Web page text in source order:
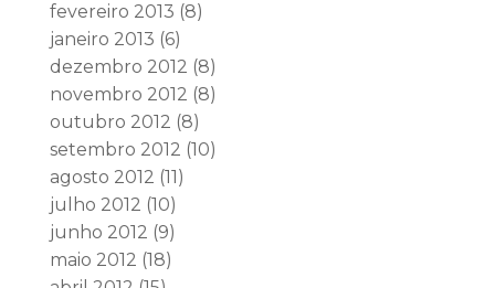
fevereiro 2013 (8)
janeiro 2013 (6)
dezembro 2012 (8)
novembro 2012 (8)
outubro 2012 (8)
setembro 2012 (10)
agosto 2012 (11)
julho 2012 (10)
junho 2012 (9)
maio 2012 (18)